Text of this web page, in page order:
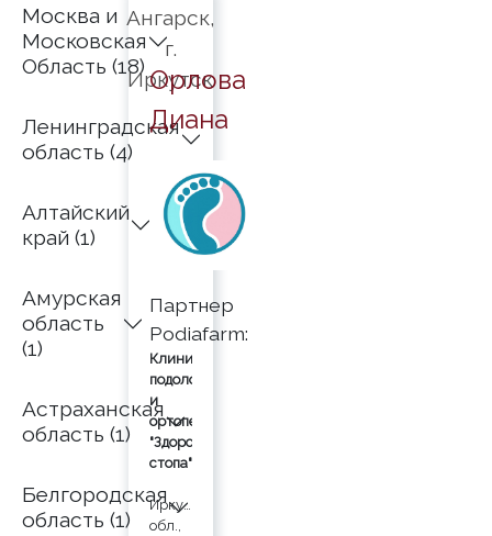
Москва и
Московская
Область (18)
Ленинградская
область (4)
Алтайский
край (1)
Амурская
область
(1)
Астраханская
область (1)
Белгородская
область (1)
Ангарск,
г.
Иркутск
Орлова
Диана
Партнер
Podiafarm:
Клиника
подологии
и
ортопедии
"Здоровая
стопа"
Иркутская
обл.,